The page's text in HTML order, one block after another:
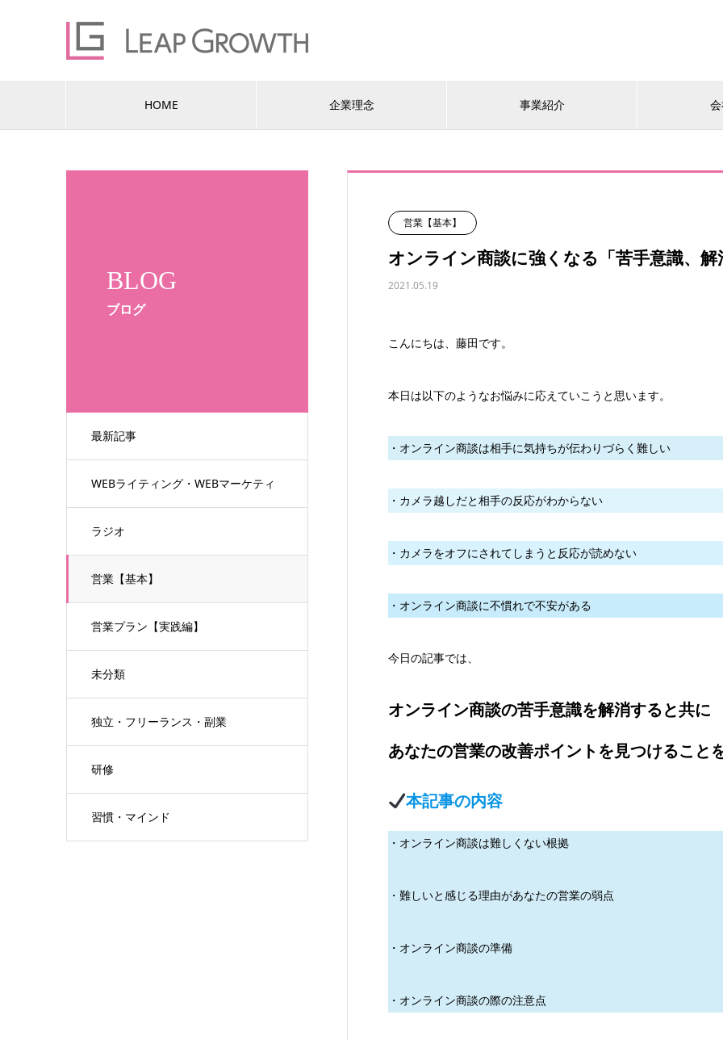
HOME 企業理念 事業紹介
BLOG
ブログ
最新記事
WEBライティング・WEBマーケティ
ング
ラジオ
営業【基本】
営業プラン【実践編】
未分類
独立・フリーランス・副業
研修
習慣・マインド
営業【基本】
オンライン商談に強くなる「苦手意識、解
2021.05.19
こんにちは、藤田です。
本日は以下のようなお悩みに応えていこうと思います。
・オンライン商談は相手に気持ちが伝わりづらく難しい
・カメラ越しだと相手の反応がわからない
・カメラをオフにされてしまうと反応が読めない
・オンライン商談に不慣れで不安がある
今日の記事では、
オンライン商談の苦手意識を解消すると共に
あなたの営業の改善ポイントを見つけること
本記事の内容
・オンライン商談は難しくない根拠
・難しいと感じる理由があなたの営業の弱点
・オンライン商談の準備
・オンライン商談の際の注意点